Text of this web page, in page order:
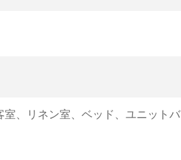
、リネン室、ベッド、ユニットバ